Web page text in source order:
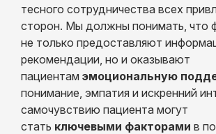
тесного сотрудничества всех
сторон. Мы должны понимать, что
не только предоставляют
рекомендации, но и оказывают
пациентам эмоциональную
понимание, эмпатия и искренний
самочувствию пациента могут
стать ключевыми факторами в